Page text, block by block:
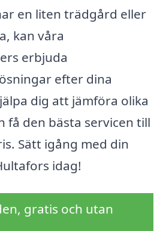
en liten trädgård eller
kan våra
erbjuda
efter dina
dig att jämföra olika
få den bästa servicen till
Sätt igång med din
idag!
gratis och utan